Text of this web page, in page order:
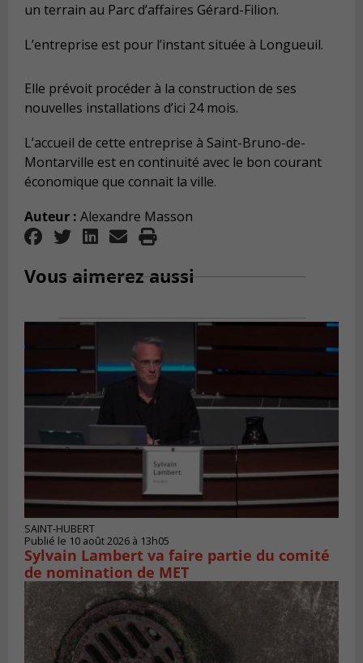
un terrain au Parc d’affaires Gérard-Filion.
L’entreprise est pour l’instant située à Longueuil.
Elle prévoit procéder à la construction de ses
nouvelles installations d’ici 24 mois.
L’accueil de cette entreprise à Saint-Bruno-de-
Montarville est en continuité avec le bon courant
économique que connait la ville.
Auteur : Alexandre Masson
Vous aimerez aussi
SAINT-HUBERT
Publié le 10 août 2026 à 13h05
Sylvain Lambert va faire partie du comité
de nomination de MET